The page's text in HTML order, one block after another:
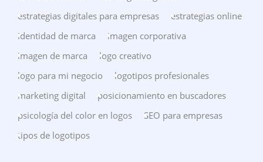
estrategias digitales para empresas
estrategias online
identidad de marca
imagen corporativa
imagen de marca
logo creativo
logo para mi negocio
logotipos profesionales
marketing digital
posicionamiento en buscadores
psicología del color en logos
SEO para empresas
tipos de logotipos